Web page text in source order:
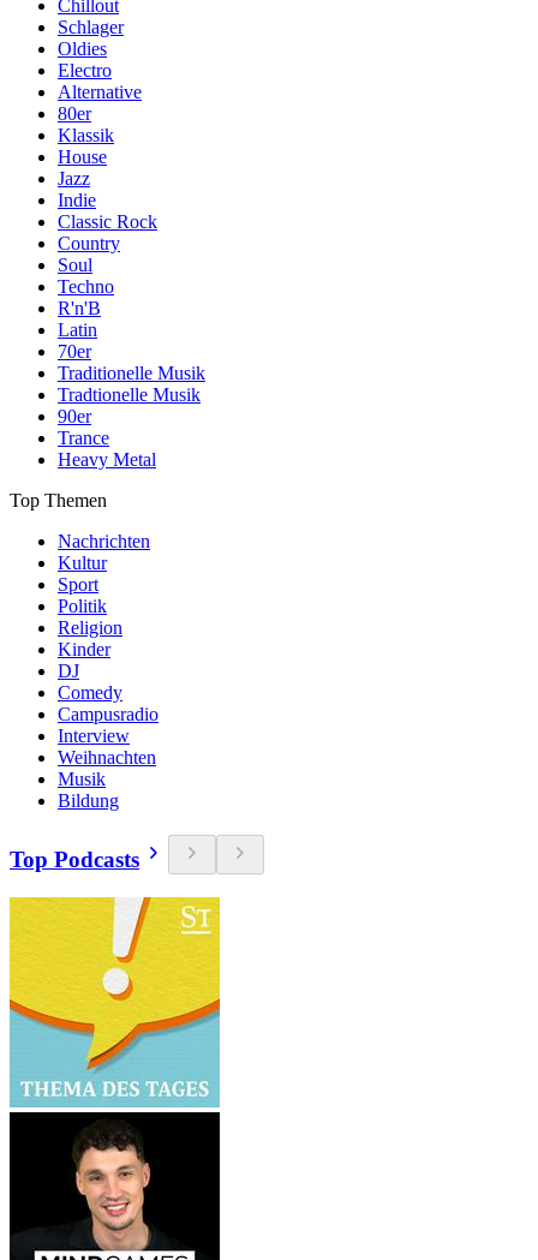
Chillout
Schlager
Oldies
Electro
Alternative
80er
Klassik
House
Jazz
Indie
Classic Rock
Country
Soul
Techno
R'n'B
Latin
70er
Traditionelle Musik
Tradtionelle Musik
90er
Trance
Heavy Metal
Top Themen
Nachrichten
Kultur
Sport
Politik
Religion
Kinder
DJ
Comedy
Campusradio
Interview
Weihnachten
Musik
Bildung
Top Podcasts